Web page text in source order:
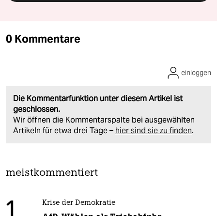
0 Kommentare
Die Kommentarfunktion unter diesem Artikel ist
geschlossen.
Wir öffnen die Kommentarspalte bei ausgewählten
Artikeln für etwa drei Tage – hier sind sie zu finden.
einloggen
meistkommentiert
Krise der Demokratie